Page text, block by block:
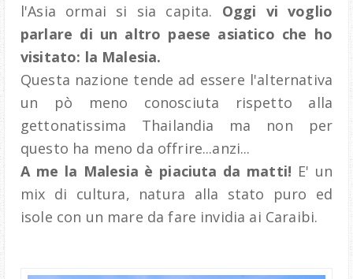
l'Asia ormai si sia capita. Oggi vi voglio
parlare di un altro paese asiatico che ho
visitato: la Malesia.
Questa nazione tende ad essere l'alternativa
un pò meno conosciuta rispetto alla
gettonatissima Thailandia ma non per
questo ha meno da offrire...anzi...
A me la Malesia è piaciuta da matti! E' un
mix di cultura, natura alla stato puro ed
isole con un mare da fare invidia ai Caraibi.